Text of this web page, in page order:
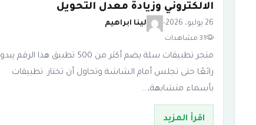
الالكتروني وزيادة معدل التحويل
26 يوليو، 2026 •
لينا ابراهيم
31 مشاهدات
متجر تطبيقات سلة يضم أكثر من 500 تطبيق هذا الرقم يبدو
رائعًا حتى تجلس أمام الشاشة وتحاول أن تختار. تطبيقات
بأسماء متشابهة،…
اقرأ المزيد